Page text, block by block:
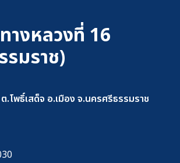
างหลวงที่ 16
มราช)
.โพธิ์เสด็จ อ.เมือง จ.นครศรีธรรมราช